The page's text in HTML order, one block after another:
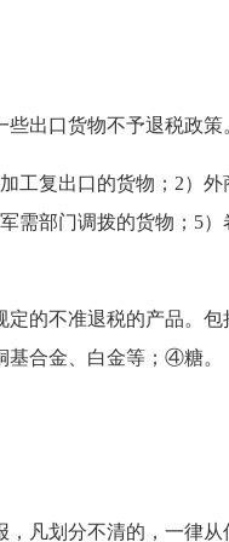
口货物不予退税政策
复出口的货物；2）外
需部门调拨的货物；5
不准退税的产品。包
合金、白金等；④糖。
划分不清的，一律从